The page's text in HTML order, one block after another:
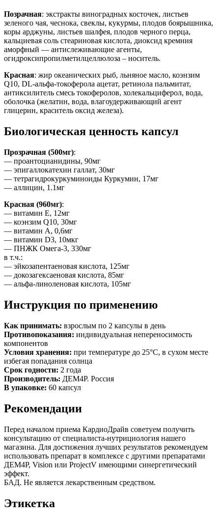
Позрачная: экстракты виноградных косточек, листьев
зеленого чая, чеснока, свеклы, кукурмы, плодов боярышника,
коры арджуны, листьев шалфея, плодов черного перца,
кальциевая соль стеариновая кислота, диоксид кремния
аморфный — антислеживающие агенты,
огидроксипропилметилцеллюлоза – носитель.
Красная: жир океанических рыб, льняное масло, коэнзим
Q10, DL-альфа-токоферола ацетат, ретинола пальмитат,
антиксилитель смесь токоферолов, холекальциферол, вода,
оболочка (желатин, вода, влагоудерживающий агент
глицерин, краситель оксид железа).
Биологическая ценность капсул
Прозрачная (500мг):
— проантоцианидины, 90мг
— эпигаллокатехин галлат, 30мг
— тетрагидрокуркуминоиды Куркумин, 17мг
— аллицин, 1.1мг
Красная (960мг):
— витамин Е, 12мг
— коэнзим Q10, 30мг
— витамин А, 0,6мг
— витамин D3, 10мкг
— ПНЖК Омега-3, 330мг
в т.ч.:
— эйкозапентаеновая кислота, 125мг
— докозагексаеновая кислота, 85мг
— альфа-линоленовая кислота, 105мг
Инструкция по применению
Как принимать: взрослым по 2 капсулы в день
Противопоказания: индивидуальная непереносимость
компонентов
Условия хранения: при температуре до 25°С, в сухом месте
избегая попадания солнца
Срок годности: 2 года
Производитель: ДЕМ4Р. Россия
В упаковке: 60 капсул
Рекомендации
Перед началом приема КардиоДрайв советуем получить
консультацию от специалиста-нутрициология нашего
магазина. Для достижения лучших результатов рекомендуем
использовать препарат в комплексе с другими препаратами
ДЕМ4Р, Vision или ProjectV имеющими синергетический
эффект.
БАД. Не является лекарственным средством.
Этикетка